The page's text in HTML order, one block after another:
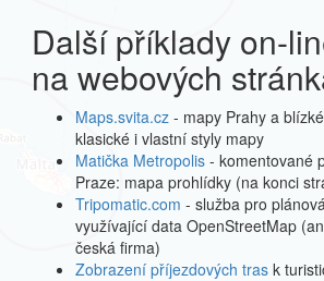
Další příklady on-
na webových
Maps.svita.cz - mapy Prahy a
klasické i vlastní styly mapy
Matička Metropolis - komentované
Praze: mapa prohlídky (na konci
Tripomatic.com - služba pro
využívající data OpenStreetMap
česká firma)
Zobrazení příjezdových tras k